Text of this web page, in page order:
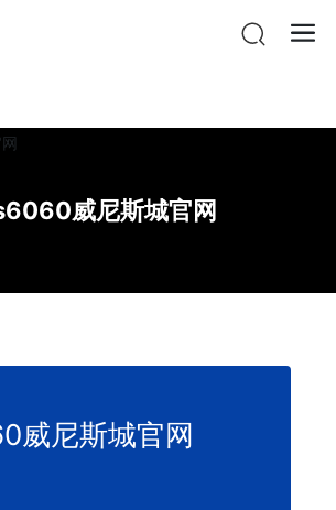
斯城官网登入
威尼斯城官网
威尼斯城官网